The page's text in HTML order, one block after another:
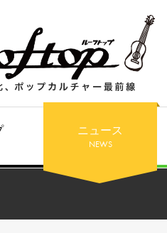
ニュース
NEWS